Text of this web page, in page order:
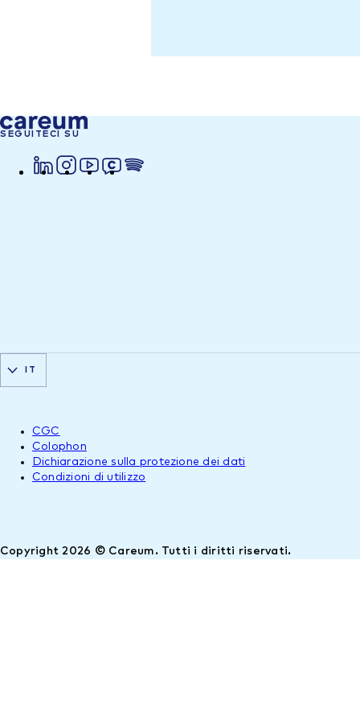
SEGUITECI SU
Copyright 2026 © Careum. Tutti i diritti riservati.
CGC
Colophon
Dichiarazione sulla protezione dei dati
Condizioni di utilizzo
IT